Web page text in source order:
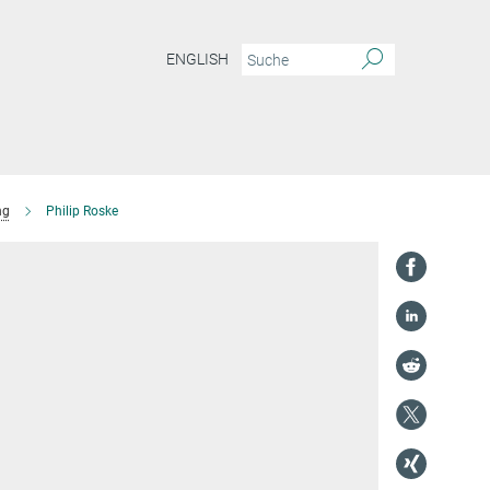
ENGLISH
Philip Roske